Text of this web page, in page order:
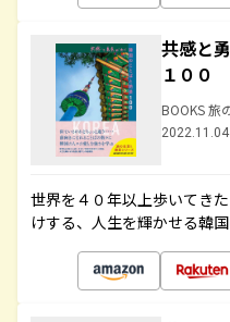
共感と
１００
BOOKS 旅
世界を４０年以上歩いてき
けする、人生を輝かせる韓